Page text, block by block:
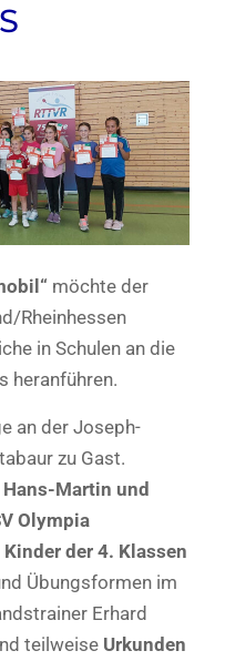
möchte der
Rheinhessen
in Schulen an die
heranführen.
an der Joseph-
zu Gast.
Hans-Martin und
Olympia
Kinder der 4. Klassen
Übungsformen im
Erhard
teilweise Urkunden